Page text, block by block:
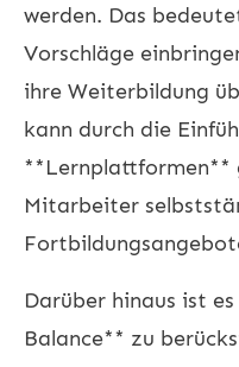
werden. Das
Vorschläge
ihre Weiterbildung
kann durch die
**Lernplattformen**
Mitarbeiter
Darüber hinaus ist
Balance** zu